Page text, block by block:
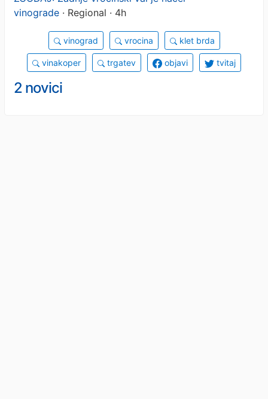
vinograde · Regional · 4h
vinograd vrocina klet brda
vinakoper trgatev objavi tvitaj
2 novici